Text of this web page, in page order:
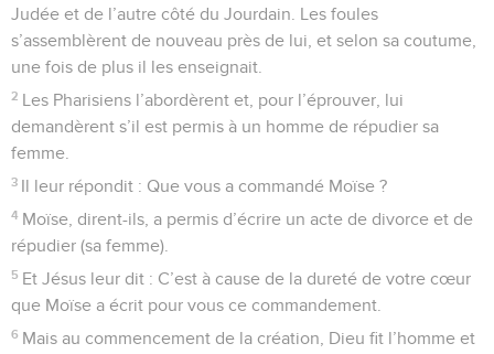
Judée et de l’autre côté du Jourdain. Les foules
s’assemblèrent de nouveau près de lui, et selon sa coutume,
une fois de plus il les enseignait.
2 Les Pharisiens l’abordèrent et, pour l’éprouver, lui
demandèrent s’il est permis à un homme de répudier sa
femme.
3 Il leur répondit : Que vous a commandé Moïse ?
4 Moïse, dirent-ils, a permis d’écrire un acte de divorce et de
répudier (sa femme).
5 Et Jésus leur dit : C’est à cause de la dureté de votre cœur
que Moïse a écrit pour vous ce commandement.
6 Mais au commencement de la création, Dieu fit l’homme et